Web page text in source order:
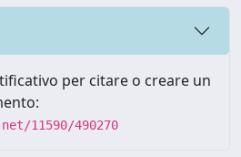
per citare o creare un
11590/490270